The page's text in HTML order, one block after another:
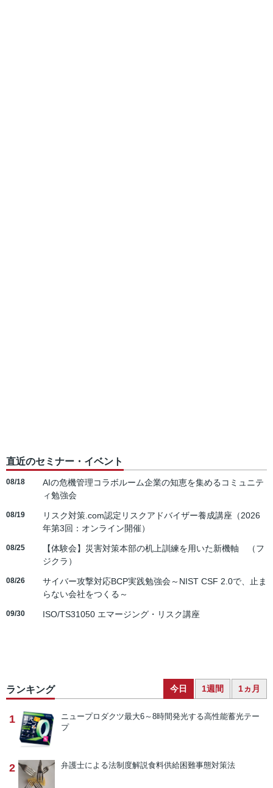
直近のセミナー・イベント
08/18
AIの危機管理コラボルーム企業の知恵を集めるコミュニテ
ィ勉強会
08/19
リスク対策.com認定リスクアドバイザー養成講座（2026
年第3回：オンライン開催）
08/25
【体験会】災害対策本部の机上訓練を用いた新機軸 （フ
ジクラ）
08/26
サイバー攻撃対応BCP実践勉強会～NIST CSF 2.0で、止ま
らない会社をつくる～
09/30 ISO/TS31050 エマージング・リスク講座
ランキング 今日 1週間 1ヵ月
1 ニュープロダクツ最大6～8時間発光する高性能蓄光テー
プ
2 弁護士による法制度解説食料供給困難事態対策法